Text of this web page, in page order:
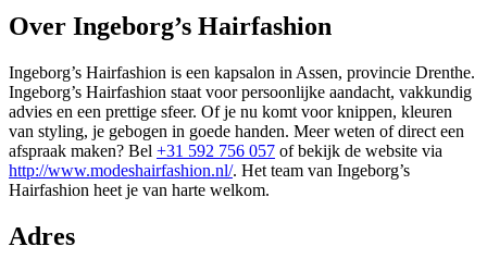
+
Over Ingeborg’s Hairfashion
Ingeborg’s Hairfashion is een kapsalon in Assen, provincie Drenthe.
Ingeborg’s Hairfashion staat voor persoonlijke aandacht, vakkundig
advies en een prettige sfeer. Of je nu komt voor knippen, kleuren
van styling, je gebogen in goede handen. Meer weten of direct een
afspraak maken? Bel +31 592 756 057 of bekijk de website via
http://www.modeshairfashion.nl/. Het team van Ingeborg’s
Hairfashion heet je van harte welkom.
Adres